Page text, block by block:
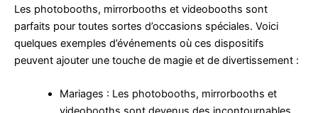
Les photobooths, mirrorbooths et videobooths sont
parfaits pour toutes sortes d’occasions spéciales. Voici
quelques exemples d’événements où ces dispositifs
peuvent ajouter une touche de magie et de divertissement :
Mariages : Les photobooths, mirrorbooths et